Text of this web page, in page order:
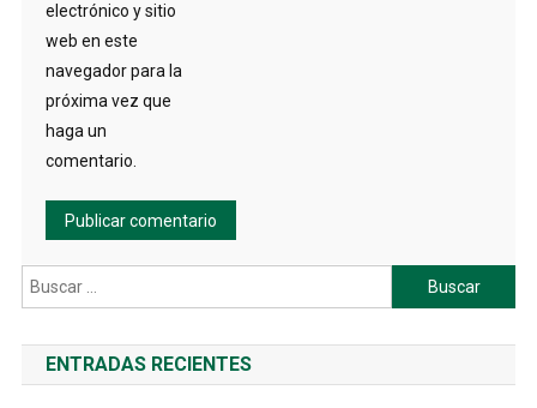
electrónico y sitio
web en este
navegador para la
próxima vez que
haga un
comentario.
Buscar:
ENTRADAS RECIENTES